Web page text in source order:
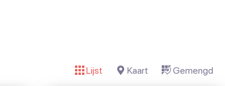
Lijst Kaart Gemengd